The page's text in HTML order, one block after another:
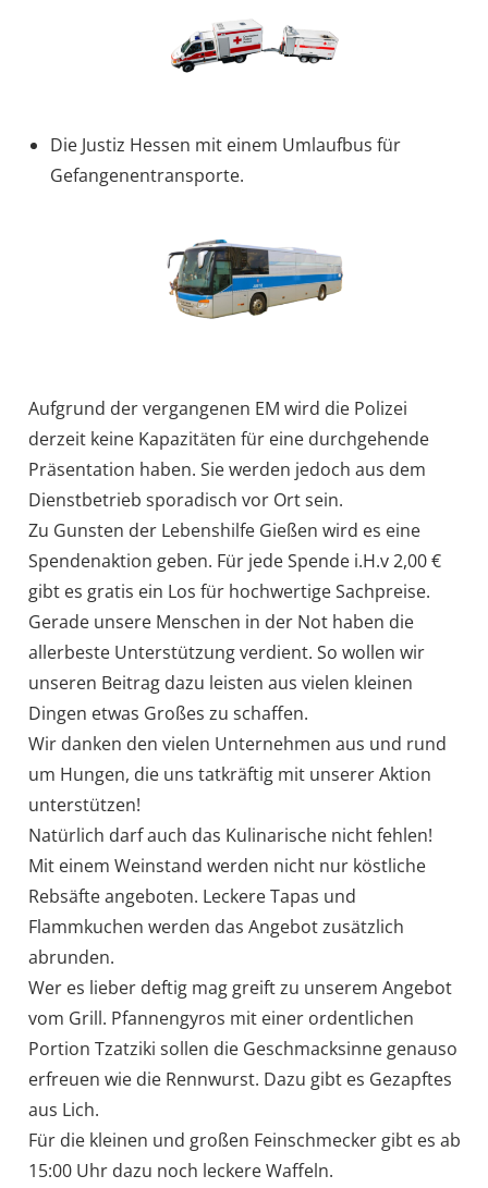
Die Justiz Hessen mit einem Umlaufbus für
Gefangenentransporte.
Aufgrund der vergangenen EM wird die Polizei
derzeit keine Kapazitäten für eine durchgehende
Präsentation haben. Sie werden jedoch aus dem
Dienstbetrieb sporadisch vor Ort sein.
Zu Gunsten der Lebenshilfe Gießen wird es eine
Spendenaktion geben. Für jede Spende i.H.v 2,00 €
gibt es gratis ein Los für hochwertige Sachpreise.
Gerade unsere Menschen in der Not haben die
allerbeste Unterstützung verdient. So wollen wir
unseren Beitrag dazu leisten aus vielen kleinen
Dingen etwas Großes zu schaffen.
Wir danken den vielen Unternehmen aus und rund
um Hungen, die uns tatkräftig mit unserer Aktion
unterstützen!
Natürlich darf auch das Kulinarische nicht fehlen!
Mit einem Weinstand werden nicht nur köstliche
Rebsäfte angeboten. Leckere Tapas und
Flammkuchen werden das Angebot zusätzlich
abrunden.
Wer es lieber deftig mag greift zu unserem Angebot
vom Grill. Pfannengyros mit einer ordentlichen
Portion Tzatziki sollen die Geschmacksinne genauso
erfreuen wie die Rennwurst. Dazu gibt es Gezapftes
aus Lich.
Für die kleinen und großen Feinschmecker gibt es ab
15:00 Uhr dazu noch leckere Waffeln.